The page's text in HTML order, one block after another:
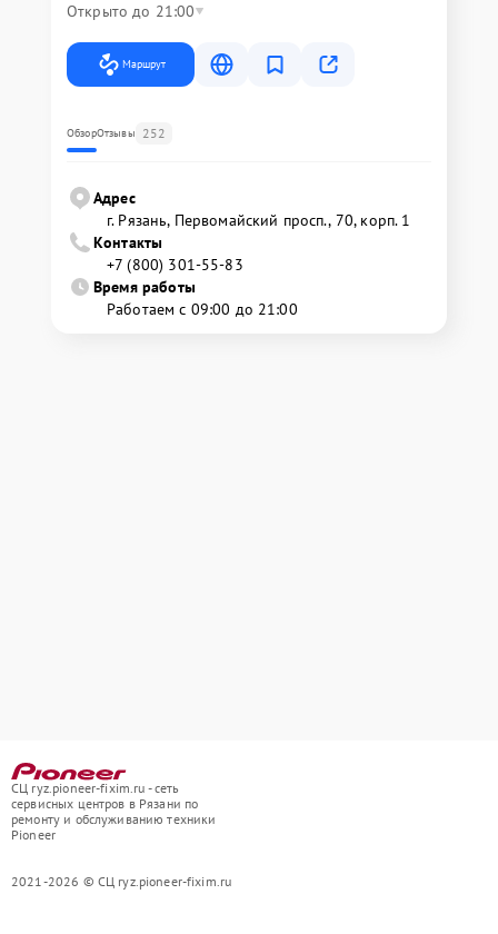
Открыто до 21:00
Маршрут
ОбзорОтзывы 252
Адрес
г. Рязань, Первомайский просп., 70, корп. 1
Контакты
+7 (800) 301-55-83
Время работы
Работаем с 09:00 до 21:00
СЦ ryz.pioneer-fixim.ru - сеть
сервисных центров в Рязани по
ремонту и обслуживанию техники
Pioneer
2021-2026 © СЦ ryz.pioneer-fixim.ru